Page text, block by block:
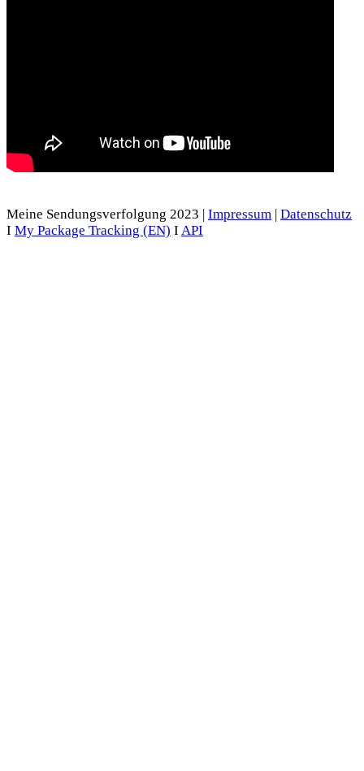
Meine Sendungsverfolgung 2023 | Impressum | Datenschutz
I My Package Tracking (EN) I API